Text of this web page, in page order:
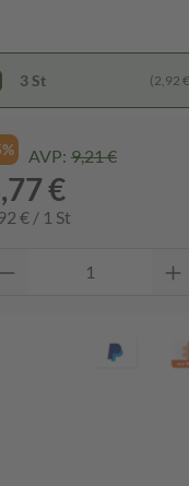
3 St (2,92
AVP: 9,21 €
€
€ / 1 St